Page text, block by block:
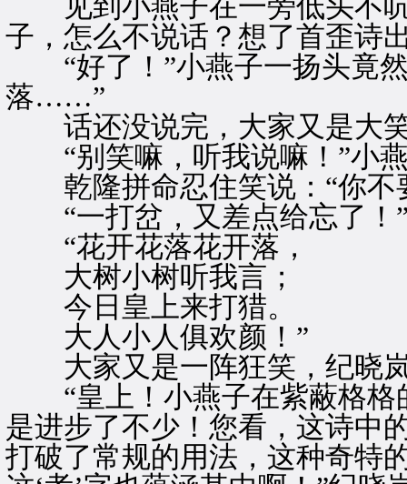
见到小燕子在一旁低头不吭
子，怎么不说话？想了首歪诗
“好了！”小燕子一扬头竟然
落……”
话还没说完，大家又是大
“别笑嘛，听我说嘛！”小
乾隆拼命忍住笑说：“你不
“一打岔，又差点给忘了！”
“花开花落花开落，
大树小树听我言；
今日皇上来打猎。
大人小人俱欢颜！”
大家又是一阵狂笑，纪晓
“皇上！小燕子在紫蔽格格
是进步了不少！您看，这诗中
打破了常规的用法，这种奇特